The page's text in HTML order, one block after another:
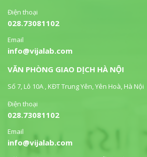
Điện thoại
028.73081102
Email
info@vijalab.com
VĂN PHÒNG GIAO DỊCH HÀ NỘI
Số 7, Lô 10A , KĐT Trung Yên, Yên Hoà, Hà Nội
Điện thoại
028.73081102
Email
info@vijalab.com